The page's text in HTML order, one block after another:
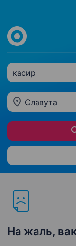
касир
Славута
На жаль,